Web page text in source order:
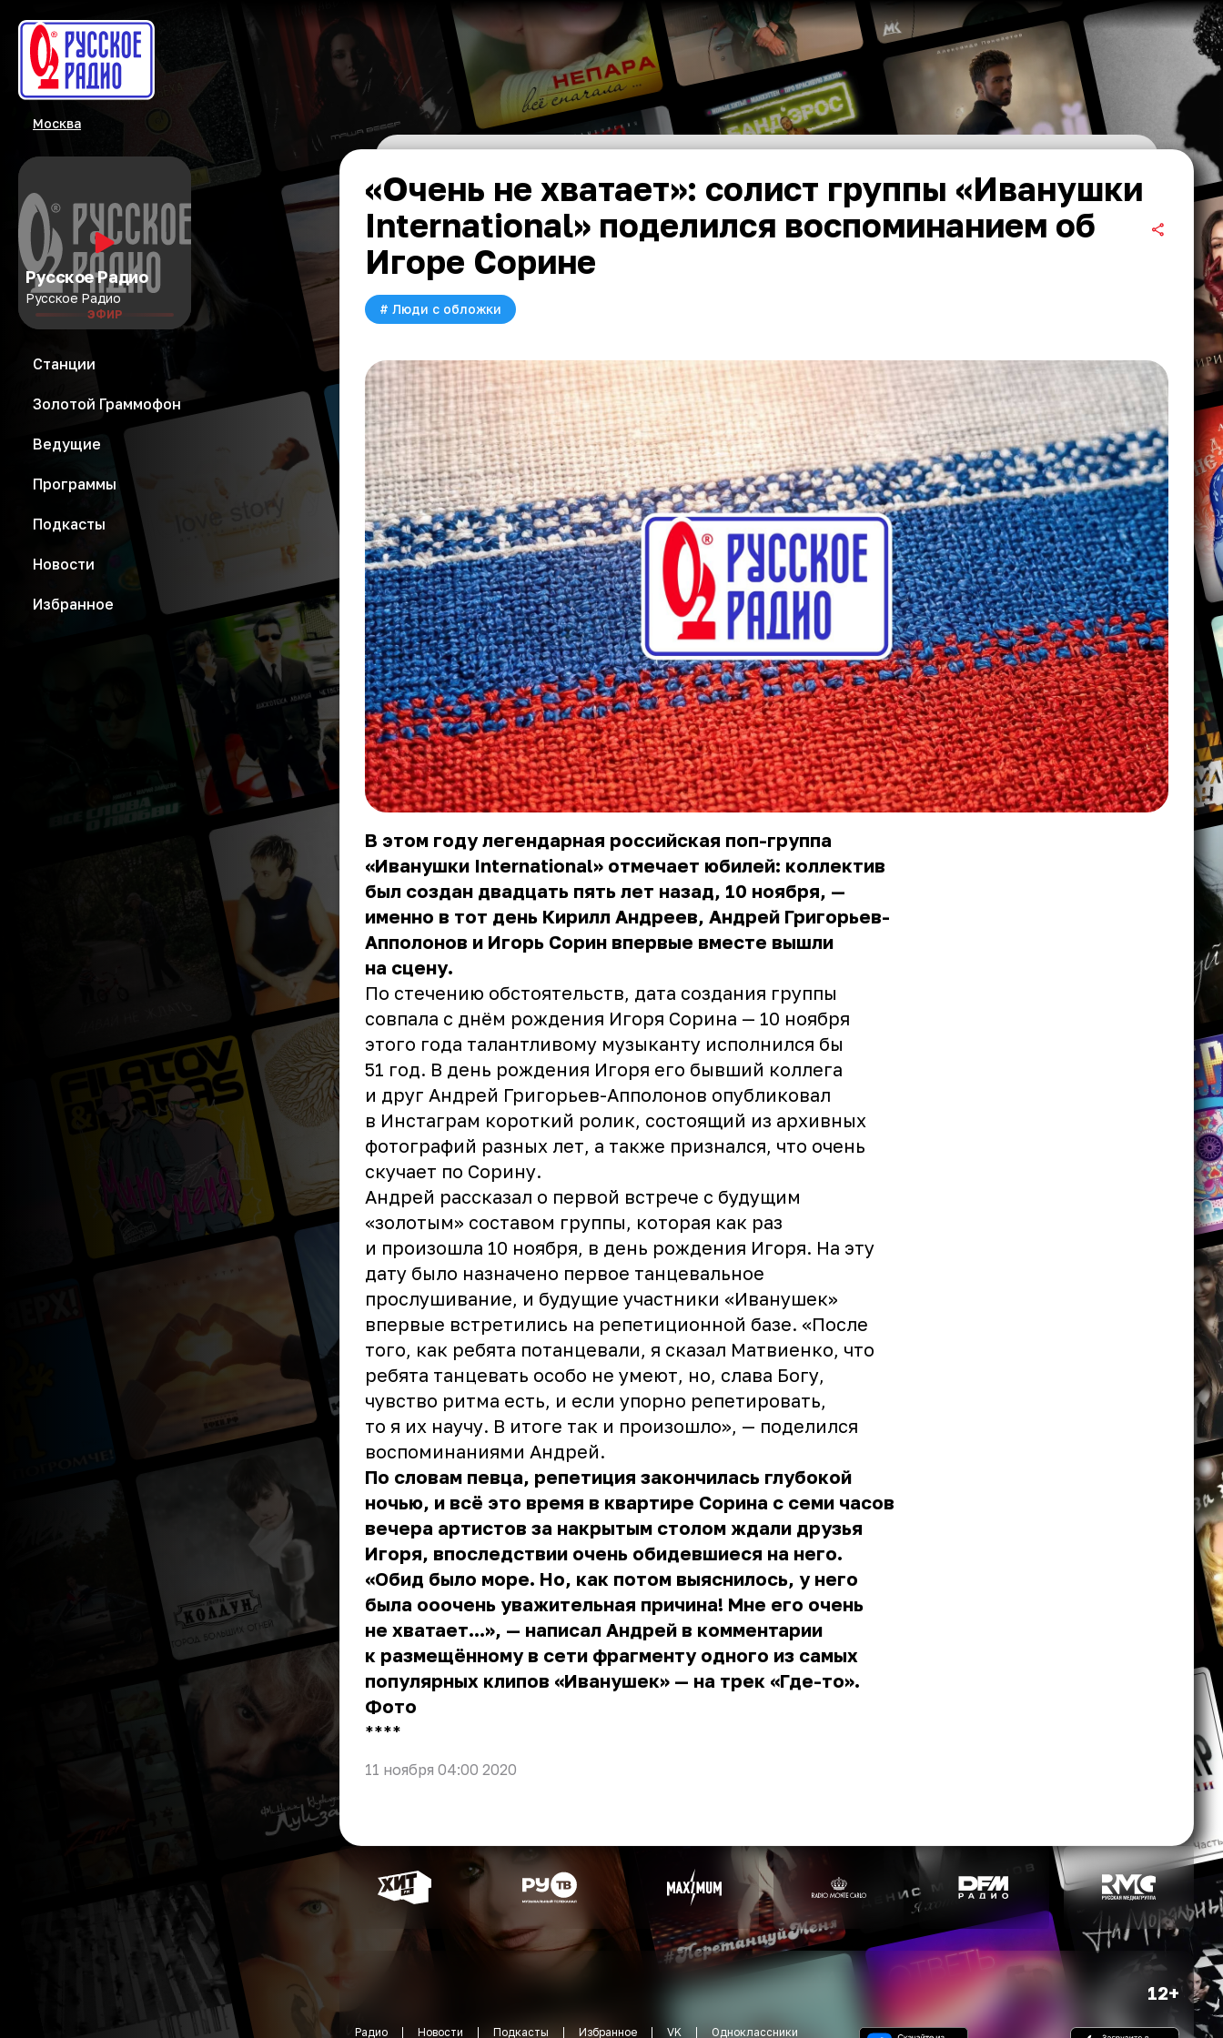
Москва
Русское Радио
Русское Радио
ЭФИР
Станции
Золотой Граммофон
Ведущие
Программы
Подкасты
Новости
Избранное
«Очень не хватает»: солист группы «Иванушки
International» поделился воспоминанием об
Игоре Сорине
# Люди с обложки
В этом году легендарная российская поп-группа
«Иванушки International» отмечает юбилей: коллектив
был создан двадцать пять лет назад, 10 ноября, —
именно в тот день Кирилл Андреев, Андрей Григорьев-
Апполонов и Игорь Сорин впервые вместе вышли
на сцену.
По стечению обстоятельств, дата создания группы
совпала с днём рождения Игоря Сорина — 10 ноября
этого года талантливому музыканту исполнился бы
51 год. В день рождения Игоря его бывший коллега
и друг Андрей Григорьев-Апполонов опубликовал
в Инстаграм короткий ролик, состоящий из архивных
фотографий разных лет, а также признался, что очень
скучает по Сорину.
Андрей рассказал о первой встрече с будущим
«золотым» составом группы, которая как раз
и произошла 10 ноября, в день рождения Игоря. На эту
дату было назначено первое танцевальное
прослушивание, и будущие участники «Иванушек»
впервые встретились на репетиционной базе. «После
того, как ребята потанцевали, я сказал Матвиенко, что
ребята танцевать особо не умеют, но, слава Богу,
чувство ритма есть, и если упорно репетировать,
то я их научу. В итоге так и произошло», — поделился
воспоминаниями Андрей.
По словам певца, репетиция закончилась глубокой
ночью, и всё это время в квартире Сорина с семи часов
вечера артистов за накрытым столом ждали друзья
Игоря, впоследствии очень обидевшиеся на него.
«Обид было море. Но, как потом выяснилось, у него
была ооочень уважительная причина! Мне его очень
не хватает...», — написал Андрей в комментарии
к размещённому в сети фрагменту одного из самых
популярных клипов «Иванушек» — на трек «Где-то».
Фото
** **
11 ноября 04:00 2020
12+
Радио Новости Подкасты Избранное VK Одноклассники